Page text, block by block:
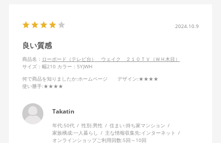
2024.10.9
良い質感
商品名： ローボード（テレビ台） ウェイク ２１０ＴＶ（ＷＨ木目）
サイズ：幅210 カラー：5Y)WH
何で商品を知りましたか:ホームページ デザイン:★★★★
使い勝手:★★★★
Takatin
年代:50代 性別:男性 住まい:持ち家マンション
家族構成:一人暮らし 主な情報収集先:インターネット
オンラインショップご利用回数:5回～10回